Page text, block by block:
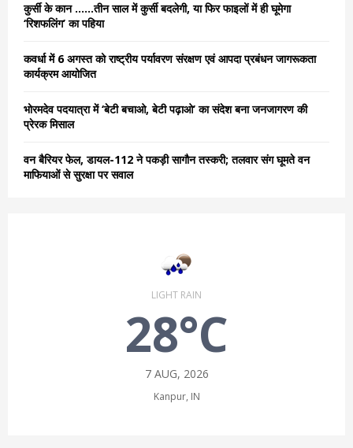
कुर्सी के कान ……तीन साल में कुर्सी बदलेगी, या फिर फाइलों में ही घूमेगा
‘रिशफलिंग’ का पहिया
कवर्धा में 6 अगस्त को राष्ट्रीय पर्यावरण संरक्षण एवं आपदा प्रबंधन जागरूकता
कार्यक्रम आयोजित
भोरमदेव पदयात्रा में ‘बेटी बचाओ, बेटी पढ़ाओ’ का संदेश बना जनजागरण की
प्रेरक मिसाल
वन बैरियर फेल, डायल-112 ने पकड़ी सागौन तस्करी; तलवार संग घूमते वन
माफियाओं से सुरक्षा पर सवाल
LIGHT RAIN
28°C
7 AUG, 2026
Kanpur, IN